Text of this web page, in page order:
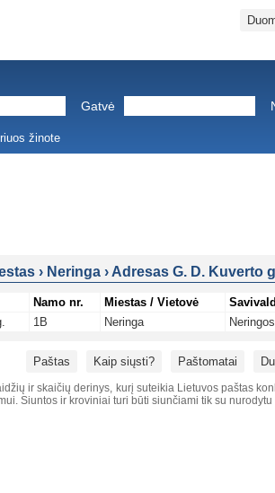
Gatvė
žinote
› Neringa › Adresas G. D. Kuverto
Namo nr. Miestas / Vietovė
1B Neringa
Paštas Kaip siųsti? Paštomatai
ir skaičių derinys, kurį suteikia Lietuvos paštas
Siuntos ir kroviniai turi būti siunčiami tik su nurodytu